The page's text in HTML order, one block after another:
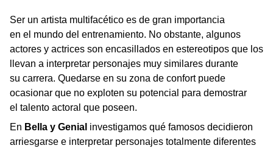
Ser un artista multifacético es de gran importancia
en el mundo del entrenamiento. No obstante, algunos
actores y actrices son encasillados en estereotipos que los
llevan a interpretar personajes muy similares durante
su carrera. Quedarse en su zona de confort puede
ocasionar que no exploten su potencial para demostrar
el talento actoral que poseen.
En Bella y Genial investigamos qué famosos decidieron
arriesgarse e interpretar personajes totalmente diferentes